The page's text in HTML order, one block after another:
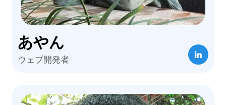
あやん
ウェブ開発者